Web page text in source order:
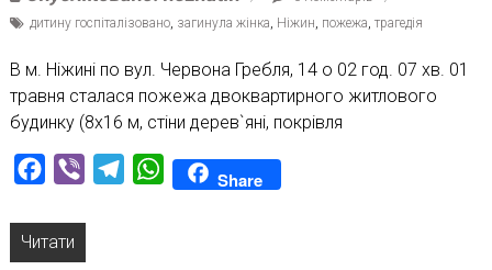
дитину госпіталізовано, загинула жінка, Ніжин, пожежа, трагедія
В м. Ніжині по вул. Червона Гребля, 14 о 02 год. 07 хв. 01
травня сталася пожежа двоквартирного житлового
будинку (8х16 м, стіни дерев`яні, покрівля
Facebook
Viber TelegramWhatsAppShare
Читати